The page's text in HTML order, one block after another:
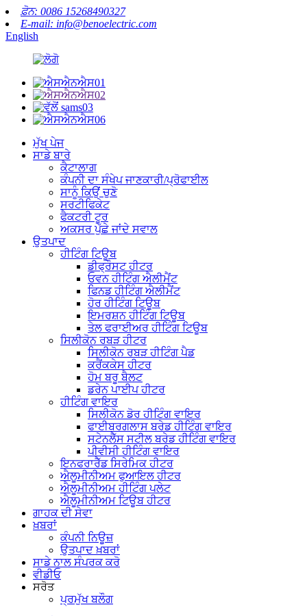
ਫ਼ੋਨ: 0086 15268490327
E-mail: info@benoelectric.com
English
ਮੁੱਖ ਪੇਜ
ਸਾਡੇ ਬਾਰੇ
ਕੈਟਾਲਾਗ
ਕੰਪਨੀ ਦਾ ਸੰਖੇਪ ਜਾਣਕਾਰੀ/ਪ੍ਰੋਫਾਈਲ
ਸਾਨੂੰ ਕਿਉਂ ਚੁਣੋ
ਸਰਟੀਫਿਕੇਟ
ਫੈਕਟਰੀ ਟੂਰ
ਅਕਸਰ ਪੁੱਛੇ ਜਾਂਦੇ ਸਵਾਲ
ਉਤਪਾਦ
ਹੀਟਿੰਗ ਟਿਊਬ
ਡੀਫ੍ਰੌਸਟ ਹੀਟਰ
ਓਵਨ ਹੀਟਿੰਗ ਐਲੀਮੈਂਟ
ਫਿਨਡ ਹੀਟਿੰਗ ਐਲੀਮੈਂਟ
ਹੋਰ ਹੀਟਿੰਗ ਟਿਊਬ
ਇਮਰਸ਼ਨ ਹੀਟਿੰਗ ਟਿਊਬ
ਤੇਲ ਫਰਾਈਅਰ ਹੀਟਿੰਗ ਟਿਊਬ
ਸਿਲੀਕੋਨ ਰਬੜ ਹੀਟਰ
ਸਿਲੀਕੋਨ ਰਬੜ ਹੀਟਿੰਗ ਪੈਡ
ਕਰੈਂਕਕੇਸ ਹੀਟਰ
ਹੋਮ ਬਰੂ ਬੈਲਟ
ਡਰੇਨ ਪਾਈਪ ਹੀਟਰ
ਹੀਟਿੰਗ ਵਾਇਰ
ਸਿਲੀਕੋਨ ਡੋਰ ਹੀਟਿੰਗ ਵਾਇਰ
ਫਾਈਬਰਗਲਾਸ ਬਰੇਡ ਹੀਟਿੰਗ ਵਾਇਰ
ਸਟੇਨਲੈੱਸ ਸਟੀਲ ਬਰੇਡ ਹੀਟਿੰਗ ਵਾਇਰ
ਪੀਵੀਸੀ ਹੀਟਿੰਗ ਵਾਇਰ
ਇਨਫਰਾਰੈੱਡ ਸਿਰੇਮਿਕ ਹੀਟਰ
ਐਲੂਮੀਨੀਅਮ ਫੁਆਇਲ ਹੀਟਰ
ਐਲੂਮੀਨੀਅਮ ਹੀਟਿੰਗ ਪਲੇਟ
ਐਲੂਮੀਨੀਅਮ ਟਿਊਬ ਹੀਟਰ
ਗਾਹਕ ਦੀ ਸੇਵਾ
ਖ਼ਬਰਾਂ
ਕੰਪਨੀ ਨਿਊਜ਼
ਉਤਪਾਦ ਖ਼ਬਰਾਂ
ਸਾਡੇ ਨਾਲ ਸੰਪਰਕ ਕਰੋ
ਵੀਡੀਓ
ਸਰੋਤ
ਪ੍ਰਮੁੱਖ ਬਲੌਗ